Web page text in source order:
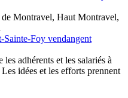
de Montravel, Haut Montravel,
adhérents et les salariés à
idées et les efforts prennent